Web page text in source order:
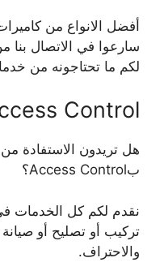
أفضل الانواع من
سارعوا في الاتصال بنا
لكم ما تحتاجونه من
Control
هل تريدون الاستفادة
بAccess Control؟
نقدم لكم كل الخدمات
تركيب أو تصليح أو
والاحتراف.